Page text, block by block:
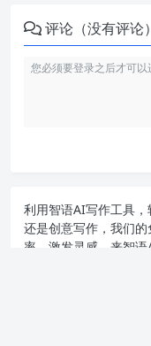
评论（没有评论）
利用智语AI写作工具
还是创意写作，我们
率，激发灵感。来智